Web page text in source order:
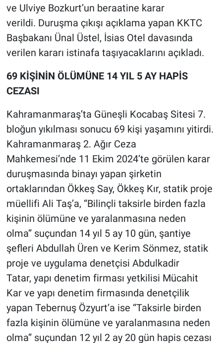
ve Ulviye Bozkurt’un beraatine karar
verildi. Duruşma çıkışı açıklama yapan KKTC
Başbakanı Ünal Üstel, İsias Otel davasında
verilen kararı istinafa taşıyacaklarını açıkladı.
69 KİŞİNİN ÖLÜMÜNE 14 YIL 5 AY HAPİS
CEZASI
Kahramanmaraş’ta Güneşli Kocabaş Sitesi 7.
bloğun yıkılması sonucu 69 kişi yaşamını yitirdi.
Kahramanmaraş 2. Ağır Ceza
Mahkemesi’nde 11 Ekim 2024’te görülen karar
duruşmasında binayı yapan şirketin
ortaklarından Ökkeş Say, Ökkeş Kır, statik proje
müellifi Ali Taş’a, “Bilinçli taksirle birden fazla
kişinin ölümüne ve yaralanmasına neden
olma” suçundan 14 yıl 5 ay 10 gün, şantiye
şefleri Abdullah Üren ve Kerim Sönmez, statik
proje ve uygulama denetçisi Abdulkadir
Tatar, yapı denetim firması yetkilisi Mücahit
Kar ve yapı denetim firmasında denetçilik
yapan Tebernuş Özyurt’a ise “Taksirle birden
fazla kişinin ölümüne ve yaralanmasına neden
olma” suçundan 12 yıl 2 ay 20 gün hapis cezası